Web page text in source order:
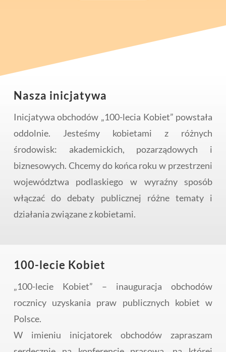
Nasza inicjatywa
Inicjatywa obchodów „100-lecia Kobiet” powstała
oddolnie. Jesteśmy kobietami z różnych
środowisk: akademickich, pozarządowych i
biznesowych. Chcemy do końca roku w przestrzeni
województwa podlaskiego w wyraźny sposób
włączać do debaty publicznej różne tematy i
działania związane z kobietami.
100-lecie Kobiet
​„100-lecie Kobiet” – inauguracja obchodów
rocznicy uzyskania praw publicznych kobiet w
Polsce.
W imieniu inicjatorek obchodów zapraszam